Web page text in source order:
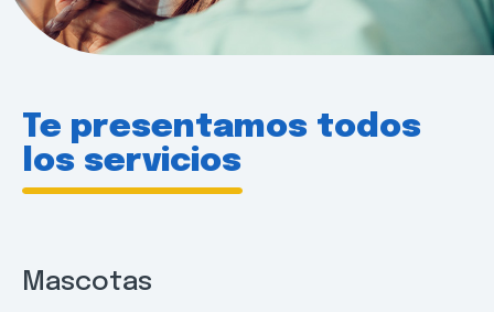
Te presentamos todos
los servicios
Mascotas